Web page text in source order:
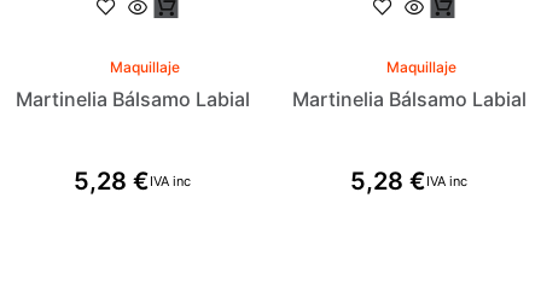
Maquillaje
Martinelia Bálsamo Labial
5,28 €IVA inc
Maquillaje
Martinelia Bálsamo Labial
5,28 €IVA inc